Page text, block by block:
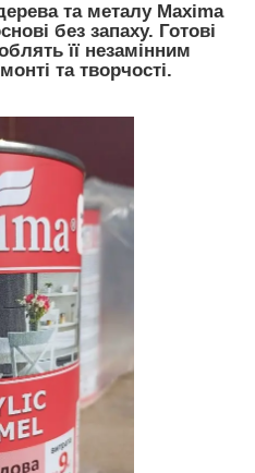
та металу Maxima
без запаху. Готові
її незамінним
та творчості.